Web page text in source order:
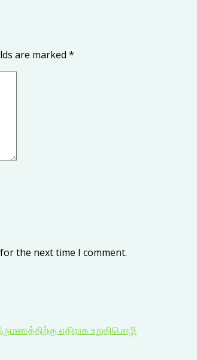
are marked *
the next time I comment.
எதிராக உறுதிமொழி